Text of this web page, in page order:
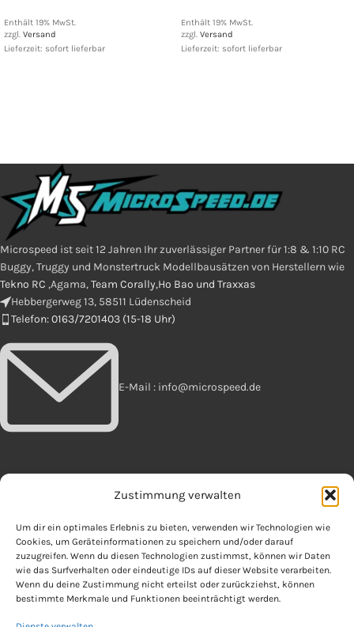
Zustimmung verwalten
Um dir ein optimales Erlebnis zu bieten, verwenden wir Technologien wie
Cookies, um Geräteinformationen zu speichern und/oder darauf
zuzugreifen. Wenn du diesen Technologien zustimmst, können wir Daten
wie das Surfverhalten oder eindeutige IDs auf dieser Website verarbeiten.
Wenn du deine Zustimmung nicht erteilst oder zurückziehst, können
bestimmte Merkmale und Funktionen beeinträchtigt werden.
Enthält 19% MwSt.
zzgl. Versand
Lieferzeit: sofort lieferbar
Enthält 19% MwSt.
zzgl. Versand
Lieferzeit: sofort lieferbar
Microspeed ist seit 12 Jahren Ihr zuverlässiger Partner für 1:8 & 1:10 RC
Buggy, Truggy und Monstertruck Modellbausätzen von Herstellern wie
Tekno RC ,Agama,Team Corally,Ho Bao und Traxxas
Hebbergerweg 13, 58511 Lüdenscheid
Telefon: 0163/7201403 (15-18 Uhr)
E-Mail : info@microspeed.de
AGB
Datenschutzerklärung
Informationen zur Batterieentsorgung
Impressum
Widerrufsbelehrung & Muster-Widerrufsformular
Zahlungsarten und Versandkosten